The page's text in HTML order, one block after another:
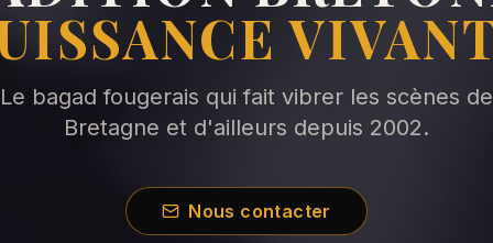
Le bagad fougerais qui fait vibrer les scènes de
Bretagne et d'ailleurs depuis 2002.
Nous contacter